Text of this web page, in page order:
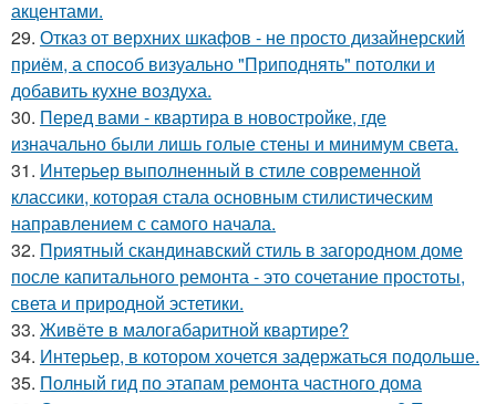
акцентами.
29. Отказ от верхних шкафов - не просто дизайнерский
приём, а способ визуально "Приподнять" потолки и
добавить кухне воздуха.
30. Перед вами - квартира в новостройке, где
изначально были лишь голые стены и минимум света.
31. Интерьер выполненный в стиле современной
классики, которая стала основным стилистическим
направлением с самого начала.
32. Приятный скандинавский стиль в загородном доме
после капитального ремонта - это сочетание простоты,
света и природной эстетики.
33. Живёте в малогабаритной квартире?
34. Интерьер, в котором хочется задержаться подольше.
35. Полный гид по этапам ремонта частного дома